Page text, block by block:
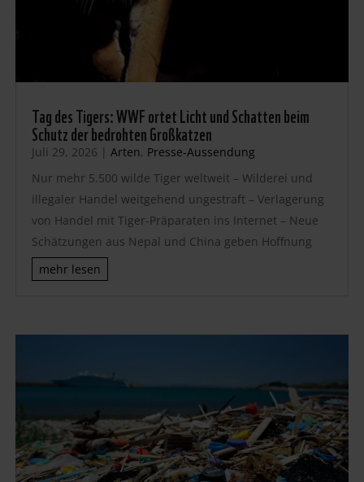
Tag des Tigers: WWF ortet Licht und Schatten beim
Schutz der bedrohten Großkatzen
Juli 29, 2026 | Arten, Presse-Aussendung
Nur mehr 5.500 wilde Tiger weltweit – Wilderei und
illegaler Handel weitgehend ungestraft – Verlagerung
von Handel mit Tiger-Präparaten ins Internet – Neue
Schätzungen aus Nepal und China geben Hoffnung
mehr lesen